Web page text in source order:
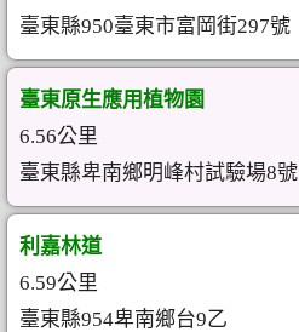
臺東縣950臺東市富岡街297號
臺東原生應用植物園
6.56公里
臺東縣卑南鄉明峰村試驗場8號
利嘉林道
6.59公里
臺東縣954卑南鄉台9乙